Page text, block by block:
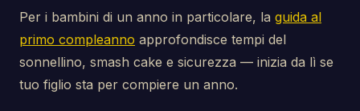
Per i bambini di un anno in particolare, la guida al
primo compleanno approfondisce tempi del
sonnellino, smash cake e sicurezza — inizia da lì se
tuo figlio sta per compiere un anno.